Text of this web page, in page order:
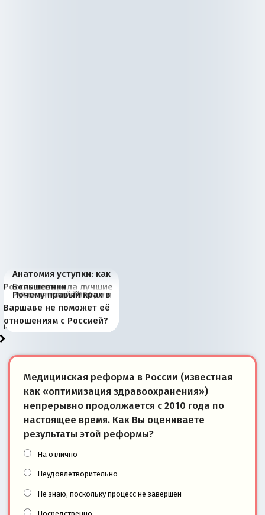
Анатомия уступки: как
Россия потеряла лучшие
рыбопромысловые
районы Баренцева
моря
Большевики
отличаются от «Яблока»
тем, что они -
победители
Киевская марионетка
Запада рассказала о
«переобувании» хозяев
В России назрели
перемены: 15 шагов к
суверенной экономике
Миграционный пожар
Европы
Россия начинает
сбрасывать балласт
Анкориджа
Россия зимой 1904
года: первые уступки во
внутренней политике
Русская нация вчера и
сегодня
Почему правый крах в
Варшаве не поможет её
отношениям с Россией?
Медицинская реформа в России (известная
как «оптимизация здравоохранения»)
непрерывно продолжается с 2010 года по
настоящее время. Как Вы оцениваете
результаты этой реформы?
На отлично
Неудовлетворительно
Не знаю, поскольку процесс не завершён